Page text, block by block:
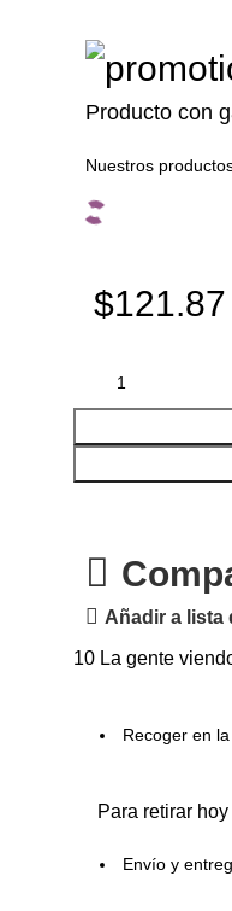
Producto con
Nuestros
$121.87
Añadir a lista
10 La gente
Recoger en
Para retirar hoy
Envío y